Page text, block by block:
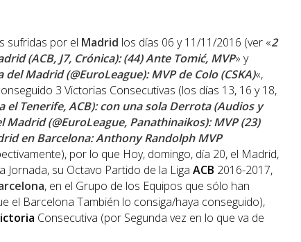
sufridas por el Madrid los días 06 y 11/11/2016 (ver «2
(ACB, J7, Crónica): (44) Ante Tomić, MVP» y
Madrid (@EuroLeague): MVP de Colo (CSKA)«,
3 Victorias Consecutivas (los días 13, 16 y 18,
el Tenerife, ACB): con una sola Derrota (Audios y
(@EuroLeague, Panathinaikos): MVP (23)
en Barcelona: Anthony Randolph MVP
por lo que Hoy, domingo, día 20, el Madrid,
Jornada, su Octavo Partido de la Liga ACB 2016-2017,
, en el Grupo de los Equipos que sólo han
el Barcelona También lo consiga/haya conseguido),
Consecutiva (por Segunda vez en lo que va de